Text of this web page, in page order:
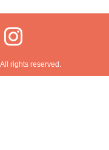
rights reserved.